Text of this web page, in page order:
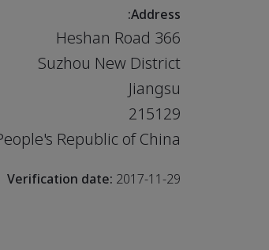
Address:
366 Heshan Road
Suzhou New District
Jiangsu
215129
Republic of China
Verification date:2017-11-29